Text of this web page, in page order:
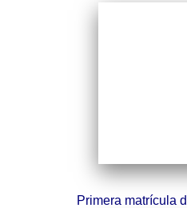
Primera matrícula